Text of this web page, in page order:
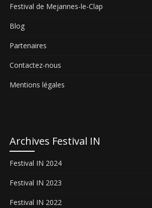
Festival de Mejannes-le-Clap
Blog
Partenaires
Contactez-nous
Mentions légales
Archives Festival IN
Festival IN 2024
Festival IN 2023
Festival IN 2022